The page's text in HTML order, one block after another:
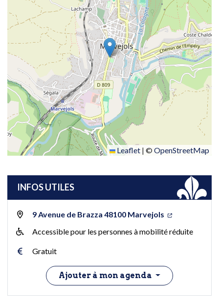
Leaflet | © OpenStreetMap
INFOS UTILES
9 Avenue de Brazza 48100 Marvejols
Accessible pour les personnes à mobilité réduite
Gratuit
Ajouter à mon agenda